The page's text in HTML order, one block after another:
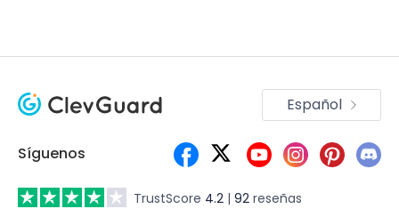
TrustScore 4.2 | 92 reseñas
Síguenos
Español